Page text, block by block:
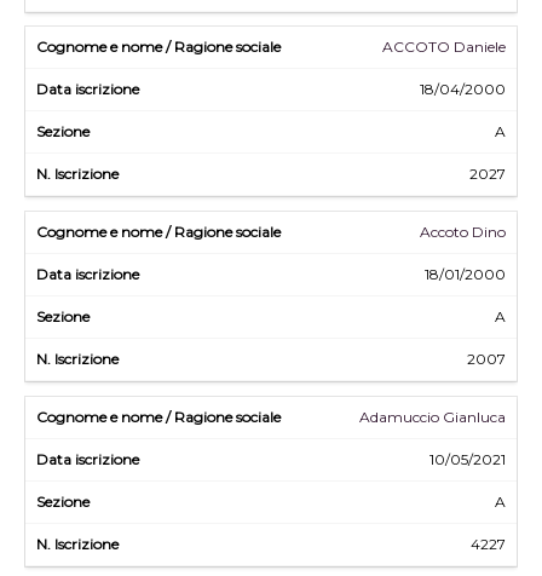
ACCOTO Daniele
18/04/2000
A
2027
Accoto Dino
18/01/2000
A
2007
Adamuccio Gianluca
10/05/2021
A
4227